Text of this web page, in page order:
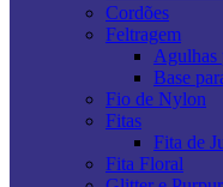
Cordões
Feltragem
Agulhas
Base
Fio de Nylon
Fitas
Fita de
Fita Floral